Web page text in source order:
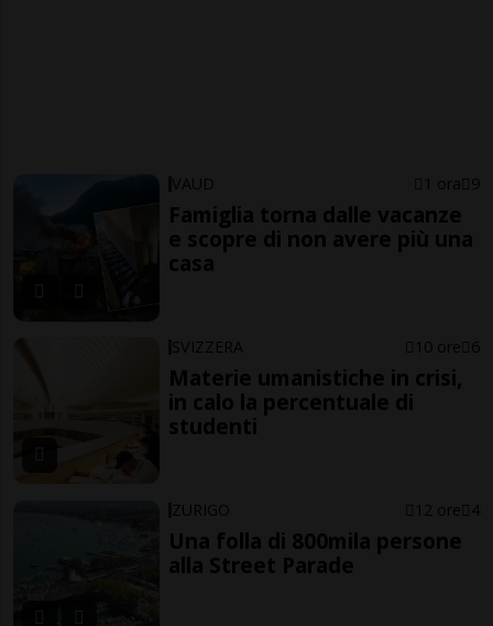
VAUD 1 ora 9
Famiglia torna dalle vacanze
e scopre di non avere più una
casa
SVIZZERA 10 ore 6
Materie umanistiche in crisi,
in calo la percentuale di
studenti
ZURIGO 12 ore 4
Una folla di 800mila persone
alla Street Parade